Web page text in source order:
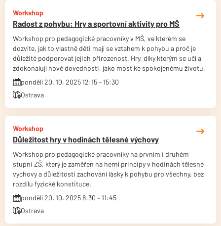
Workshop
Radost z pohybu: Hry a sportovní aktivity pro MŠ
Workshop pro pedagogické pracovníky v MŠ, ve kterém se
dozvíte, jak to vlastně děti mají se vztahem k pohybu a proč je
důležité podporovat jejich přirozenost. Hry, díky kterým se učí a
zdokonalují nové dovednosti, jako most ke spokojenému životu.
pondělí 20. 10. 2025 12:15 – 15:30
Ostrava
Workshop
Důležitost hry v hodinách tělesné výchovy
Workshop pro pedagogické pracovníky na prvním i druhém
stupni ZŠ, který je zaměřen na herní principy v hodinách tělesné
výchovy a důležitosti zachování lásky k pohybu pro všechny, bez
rozdílu fyzické konstituce.
pondělí 20. 10. 2025 8:30 – 11:45
Ostrava